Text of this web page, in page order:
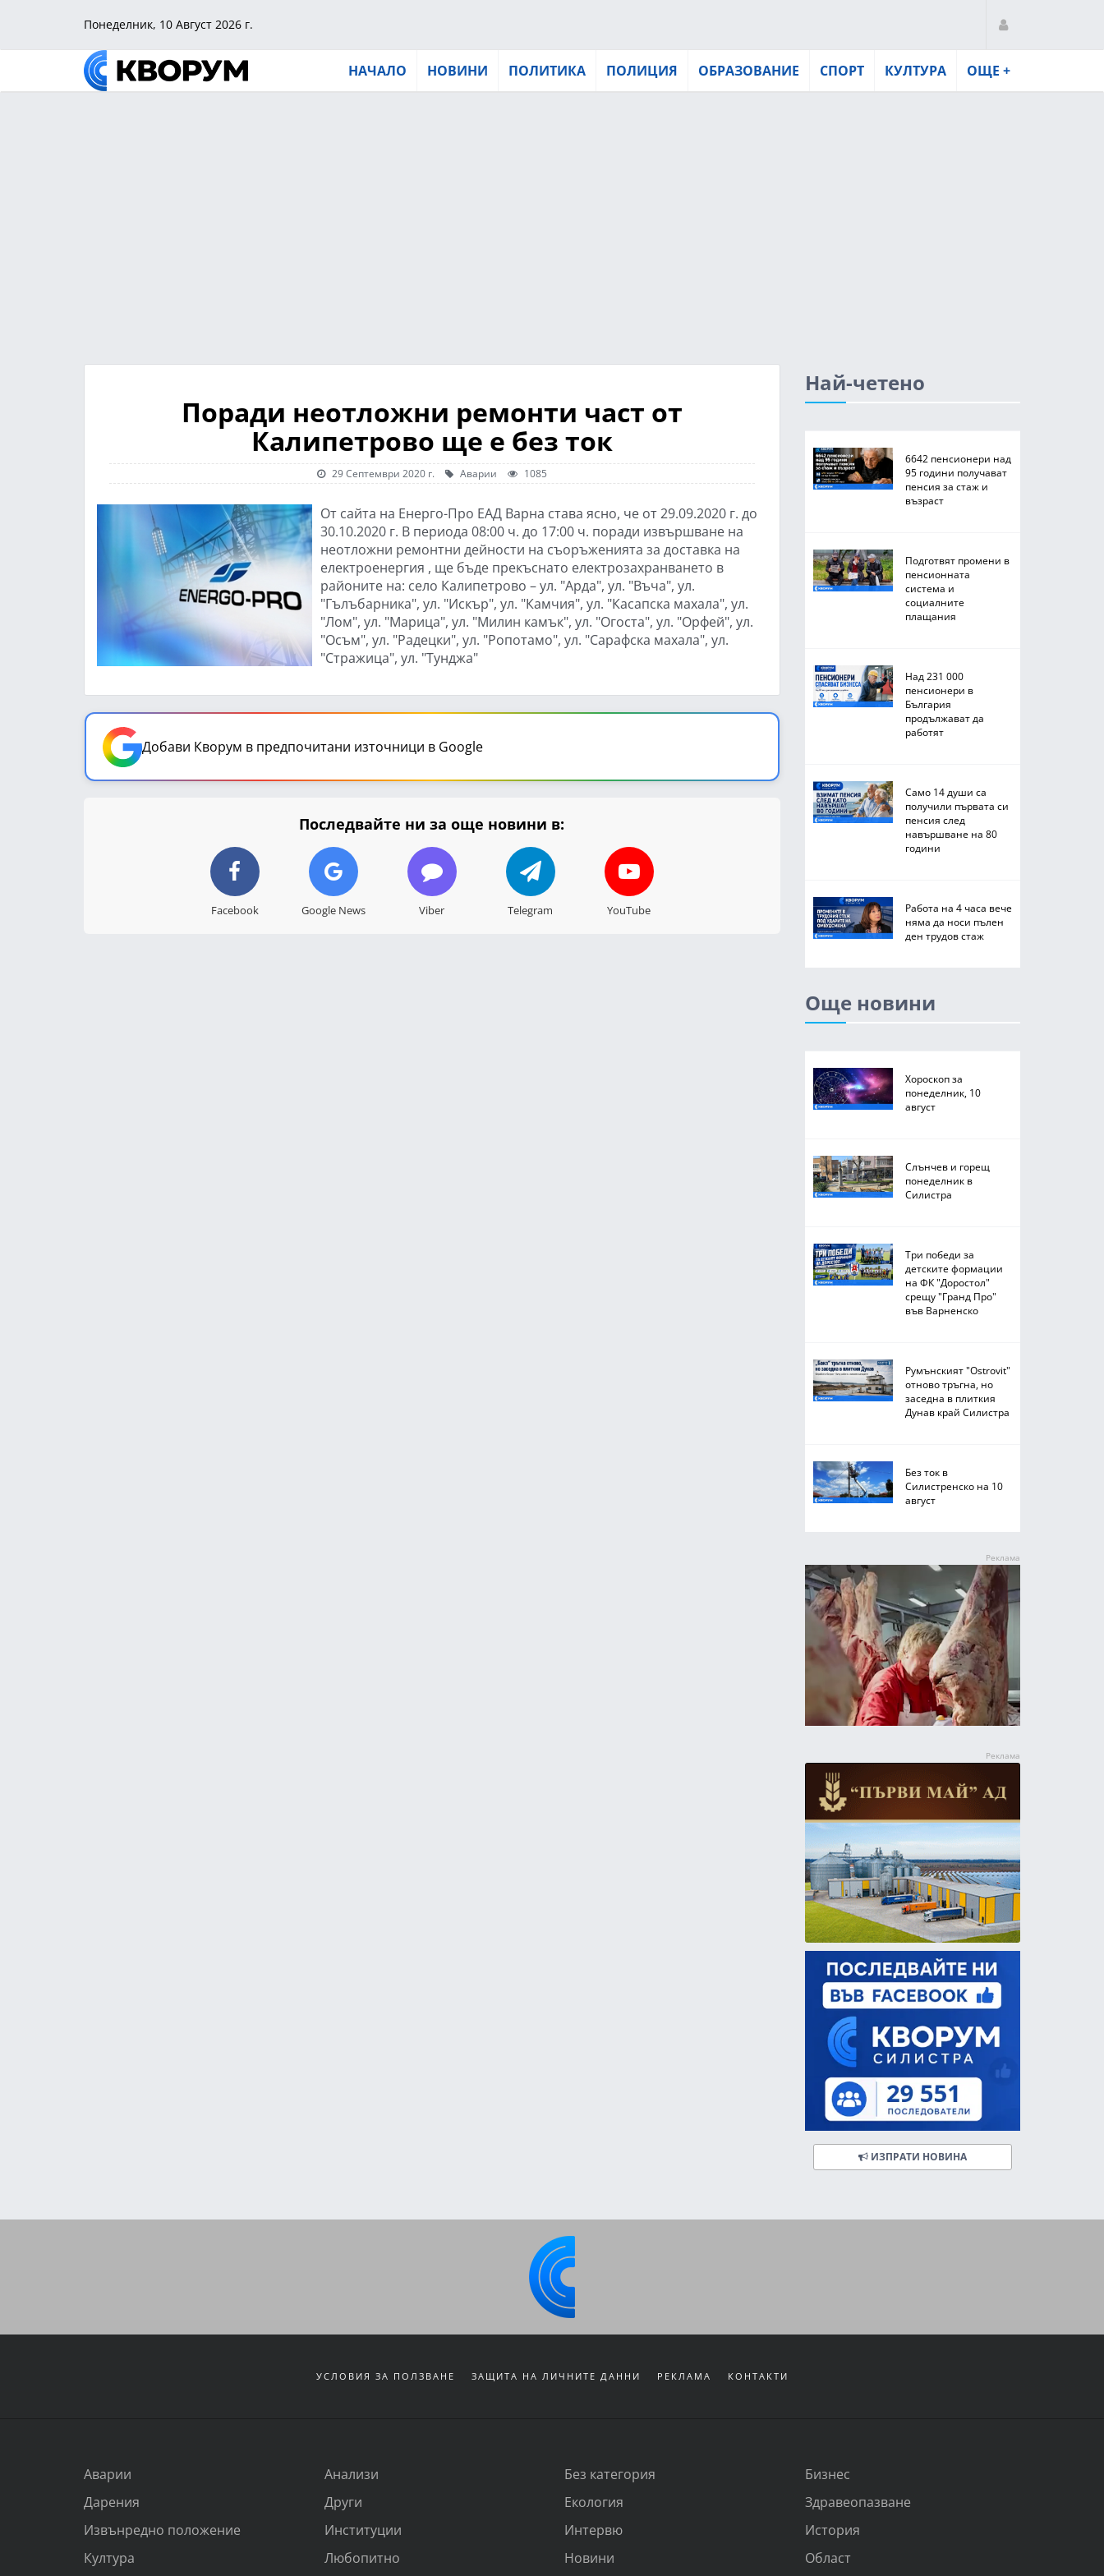
Понеделник, 10 Август 2026 г.
НАЧАЛО НОВИНИ ПОЛИТИКА ПОЛИЦИЯ ОБРАЗОВАНИЕ СПОРТ КУЛТУРА ОЩЕ +
Поради неотложни ремонти част от
Калипетрово ще е без ток
29 Септември 2020 г. Аварии 1085
От сайта на Енерго-Про ЕАД Варна става ясно, че от 29.09.2020 г. до
30.10.2020 г. В периода 08:00 ч. до 17:00 ч. поради извършване на
неотложни ремонтни дейности на съоръженията за доставка на
електроенергия , ще бъде прекъснато електрозахранването в
районите на: село Калипетрово – ул. "Арда", ул. "Въча", ул.
"Гълъбарника", ул. "Искър", ул. "Камчия", ул. "Касапска махала", ул.
"Лом", ул. "Марица", ул. "Милин камък", ул. "Огоста", ул. "Орфей", ул.
"Осъм", ул. "Радецки", ул. "Ропотамо", ул. "Сарафска махала", ул.
"Стражица", ул. "Тунджа"
Добави Кворум в предпочитани източници в Google
Последвайте ни за още новини в:
Facebook Google News Viber Telegram YouTube
Най-четено
6642 пенсионери над
95 години получават
пенсия за стаж и
възраст
Подготвят промени в
пенсионната
система и
социалните
плащания
Над 231 000
пенсионери в
България
продължават да
работят
Само 14 души са
получили първата си
пенсия след
навършване на 80
години
Работа на 4 часа вече
няма да носи пълен
ден трудов стаж
Още новини
Хороскоп за
понеделник, 10
август
Слънчев и горещ
понеделник в
Силистра
Три победи за
детските формации
на ФК "Доростол"
срещу "Гранд Про"
във Варненско
Румънският "Ostrovit"
отново тръгна, но
заседна в плиткия
Дунав край Силистра
Без ток в
Силистренско на 10
август
ИЗПРАТИ НОВИНА
УСЛОВИЯ ЗА ПОЛЗВАНЕ ЗАЩИТА НА ЛИЧНИТЕ ДАННИ РЕКЛАМА КОНТАКТИ
Аварии Анализи Без категория
Бизнес
Дарения
Други Екология
Здравеопазване
Извънредно положение
Институции Интервю
История
Култура
Любопитно Новини Област